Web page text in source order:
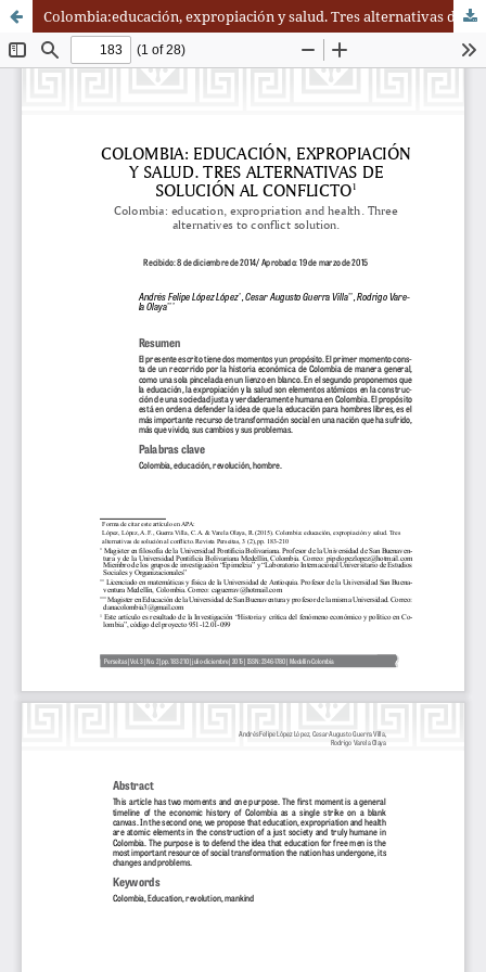
Colombia:educación, expropiación y salud. Tres alternativas de solución al conflicto